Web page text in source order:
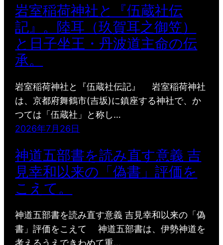
岩室稲荷神社と『伍蔵社伝
記』。陸耳（玖賀耳之御笠）
と日子坐王・丹波道主命の伝
承。
岩室稲荷神社と『伍蔵社伝記』 岩室稲荷神社
は、京都府舞鶴市(吉坂)に鎮座する神社で、か
つては「伍蔵社」と称し…
2026年7月26日
神道五部書を読み直す意義 吉
見幸和以来の「偽書」評価を
こえて。
神道五部書を読み直す意義 吉見幸和以来の「偽
書」評価をこえて 神道五部書は、伊勢神道を
考えるうえできわめて重…